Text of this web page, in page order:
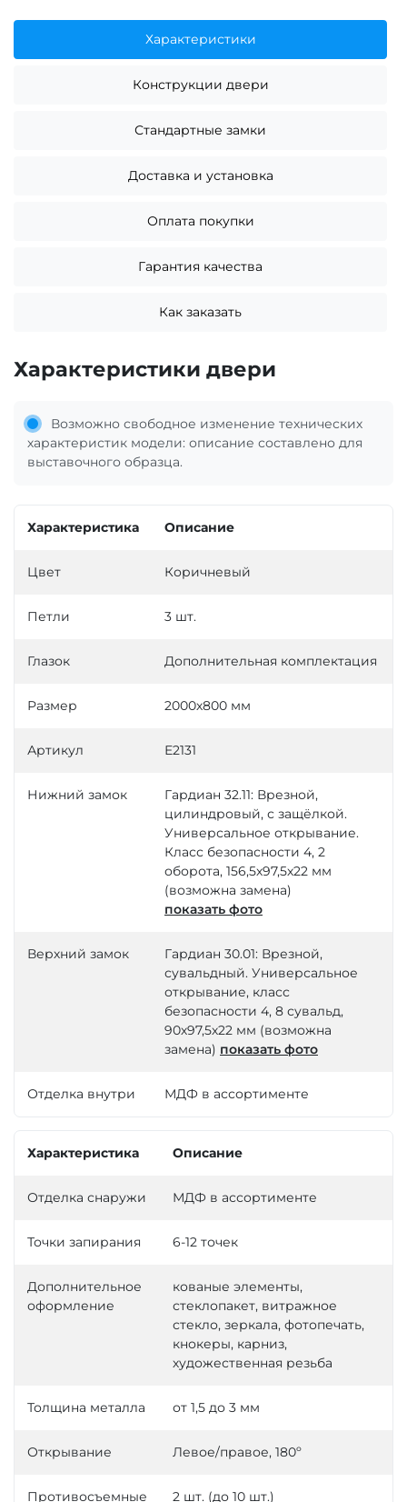
Характеристики
Конструкции двери
Стандартные замки
Доставка и установка
Оплата покупки
Гарантия качества
Как заказать
Характеристики двери
Возможно свободное изменение технических
характеристик модели: описание составлено для
выставочного образца.
Характеристика Описание
Цвет Коричневый
Петли 3 шт.
Глазок Дополнительная комплектация
Размер 2000х800 мм
Артикул Е2131
Нижний замок
Гардиан 32.11: Врезной,
цилиндровый, с защёлкой.
Универсальное открывание.
Класс безопасности 4, 2
оборота, 156,5х97,5х22 мм
(возможна замена)
показать фото
Верхний замок
Гардиан 30.01: Врезной,
сувальдный. Универсальное
открывание, класс
безопасности 4, 8 сувальд,
90х97,5х22 мм (возможна
замена) показать фото
Отделка внутри МДФ в ассортименте
Характеристика Описание
Отделка снаружи МДФ в ассортименте
Точки запирания 6-12 точек
Дополнительное
оформление
кованые элементы,
стеклопакет, витражное
стекло, зеркала, фотопечать,
кнокеры, карниз,
художественная резьба
Толщина металла от 1,5 до 3 мм
Открывание Левое/правое, 180º
Противосъемные 2 шт. (до 10 шт.)